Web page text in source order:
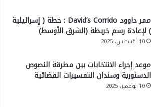
ممر داوود David’s Corrido : خطة ( إسرائيلية
) لإعادة رسم خريطة (الشرق الأوسط)
10 أغسطس، 2025
موعد إجراء الانتخابات بين مطرقة النصوص
الدستورية وسندان التفسيرات القضائية
10 نوفمبر، 2025